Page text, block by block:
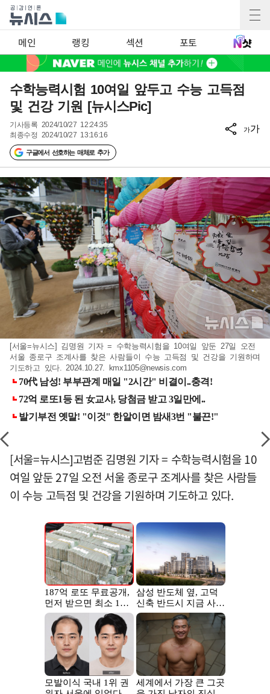
메인 랭킹 섹션 포토
수학능력시험 10여일 앞두고 수능 고득점
및 건강 기원 [뉴시스Pic]
기사등록 2024/10/27 12:24:35
최종수정 2024/10/27 13:16:16
구글에서 선호하는 매체로 추가
가가
[서울=뉴시스] 김명원 기자 = 수학능력시험을 10여일 앞둔 27일 오전
서울 종로구 조계사를 찾은 사람들이 수능 고득점 및 건강을 기원하며
기도하고 있다. 2024.10.27. kmx1105@newsis.com
[서울=뉴시스]고범준 김명원 기자 = 수학능력시험을 10
여일 앞둔 27일 오전 서울 종로구 조계사를 찾은 사람들
이 수능 고득점 및 건강을 기원하며 기도하고 있다.